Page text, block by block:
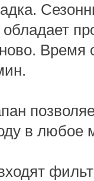
Время
в любое